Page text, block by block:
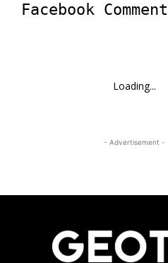
Facebook Comment
Loading...
- Advertisement -